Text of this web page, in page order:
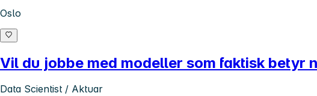
Oslo
Vil du jobbe med modeller som faktisk betyr
Data Scientist / Aktuar